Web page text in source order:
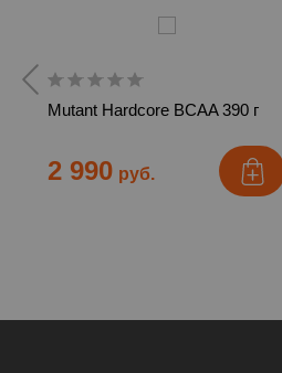
Mutant Hardcore BCAA 390 г
2 990 руб.